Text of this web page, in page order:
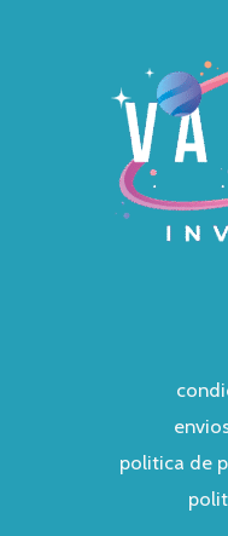
politica de